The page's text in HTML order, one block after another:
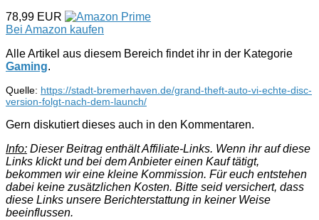
78,99 EUR
Bei Amazon kaufen
Alle Artikel aus diesem Bereich findet ihr in der Kategorie
Gaming.
Quelle: https://stadt-bremerhaven.de/grand-theft-auto-vi-echte-disc-
version-folgt-nach-dem-launch/
Gern diskutiert dieses auch in den Kommentaren.
Info: Dieser Beitrag enthält Affiliate-Links. Wenn ihr auf diese
Links klickt und bei dem Anbieter einen Kauf tätigt,
bekommen wir eine kleine Kommission. Für euch entstehen
dabei keine zusätzlichen Kosten. Bitte seid versichert, dass
diese Links unsere Berichterstattung in keiner Weise
beeinflussen.